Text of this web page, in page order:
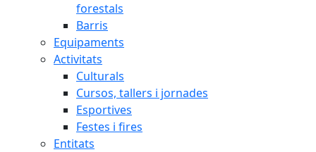
forestals
Barris
Equipaments
Activitats
Culturals
Cursos, tallers i jornades
Esportives
Festes i fires
Entitats